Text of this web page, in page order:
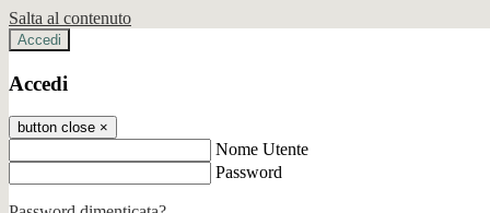
Salta al contenuto
Accedi
Accedi
button close ×
Nome Utente
Password